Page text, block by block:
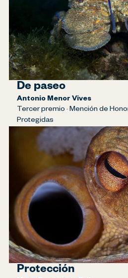
De paseo
Antonio Menor Vives
Tercer premio · Mención de
Protegidas
Protección